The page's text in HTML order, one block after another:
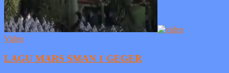
Video
LAGU MARS SMAN 1 GEGER